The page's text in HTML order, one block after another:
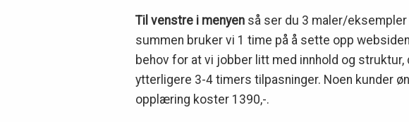
Til venstre i menyen så ser du 3 maler/
summen bruker vi 1 time på å sette opp
behov for at vi jobber litt med innhold og
ytterligere 3-4 timers tilpasninger. Noen kunder
opplæring koster 1390,-.